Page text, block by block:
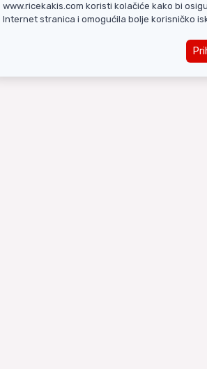
www.ricekakis.com koristi kolačiće kako bi
Internet stranica i omogućila bolje korisničko